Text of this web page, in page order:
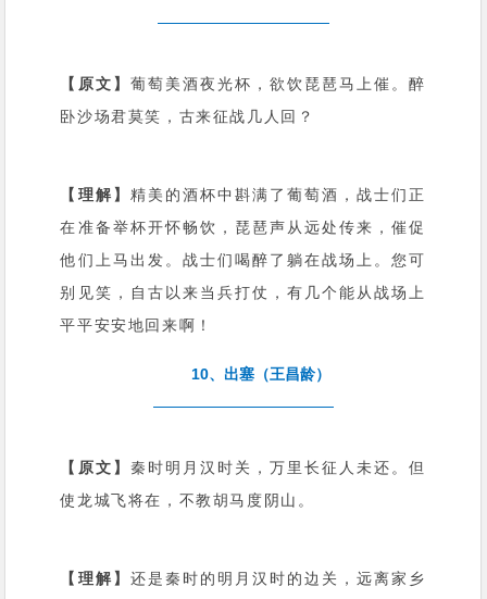
【原文】 葡萄美酒夜光杯，欲饮琵琶马上催。醉
卧沙场君莫笑，古来征战几人回？
【理解】 精美的酒杯中斟满了葡萄酒，战士们正
在准备举杯开怀畅饮，琵琶声从远处传来，催促
他们上马出发。战士们喝醉了躺在战场上。您可
别见笑，自古以来当兵打仗，有几个能从战场上
平平安安地回来啊！
10、出塞（王昌龄）
【原文】 秦时明月汉时关，万里长征人未还。但
使龙城飞将在，不教胡马度阴山。
【理解】 还是秦时的明月汉时的边关，远离家乡